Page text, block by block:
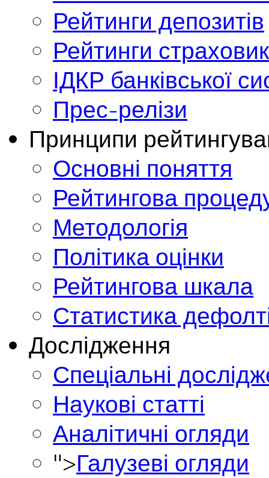
Рейтинги депозитів
Рейтинги
ІДКР банківської
Прес-релізи
Принципи
Основні поняття
Рейтингова
Методологія
Політика оцінки
Рейтингова шкала
Статистика
Дослідження
Спеціальні
Наукові статті
Аналітичні огляди
">Галузеві огляди